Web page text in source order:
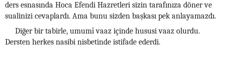
ders esnasında Hoca Efendi Hazretleri sizin tarafınıza döner ve
sualinizi cevaplardı. Ama bunu sizden başkası pek anlayamazdı.
Diğer bir tabirle, umumî vaaz içinde hususi vaaz olurdu.
Dersten herkes nasibi nisbetinde istifade ederdi.